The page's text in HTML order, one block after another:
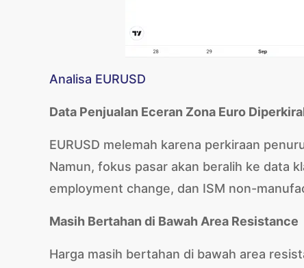
Analisa EURUSD
Data Penjualan Eceran Zona Euro
EURUSD melemah karena perkiraan
Namun, fokus pasar akan beralih ke data
employment change, dan ISM non-
Masih Bertahan di Bawah Area Resistance
Harga masih bertahan di bawah area